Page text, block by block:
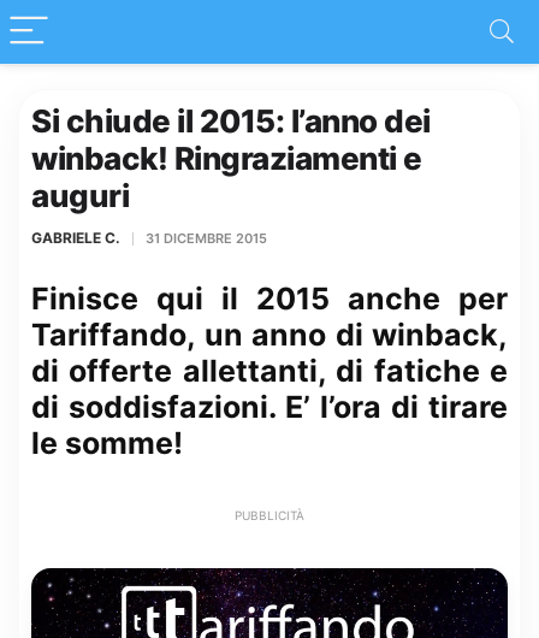
Si chiude il 2015: l’anno dei
winback! Ringraziamenti e
auguri
GABRIELE C. 31 DICEMBRE 2015
Finisce qui il 2015 anche per
Tariffando, un anno di winback,
di offerte allettanti, di fatiche e
di soddisfazioni. E’ l’ora di tirare
le somme!
PUBBLICITÀ